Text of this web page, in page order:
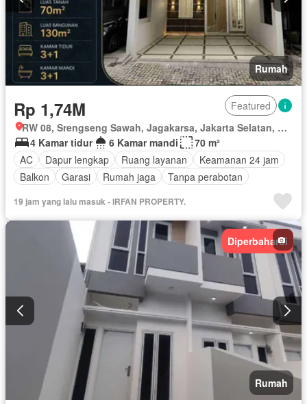
Rumah
Rp 1,74M
Featured
RW 08, Srengseng Sawah, Jagakarsa, Jakarta Selatan, Daerah Khusus Ibukota Jakarta
4 Kamar tidur
6 Kamar mandi
70 m²
AC
Dapur lengkap Ruang layanan
Keamanan 24 jam
Balkon
Garasi Rumah jaga Tanpa perabotan
19 jam yang lalu masuk - IRFAN PROPERTY.
Diperbaharui
Rumah